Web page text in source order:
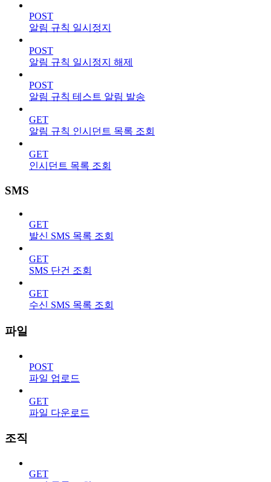
POST
알림 규칙 일시정지
POST
알림 규칙 일시정지 해제
POST
알림 규칙 테스트 알림 발송
GET
알림 규칙 인시던트 목록 조회
GET
인시던트 목록 조회
SMS
GET
발신 SMS 목록 조회
GET
SMS 단건 조회
GET
수신 SMS 목록 조회
파일
POST
파일 업로드
GET
파일 다운로드
조직
GET